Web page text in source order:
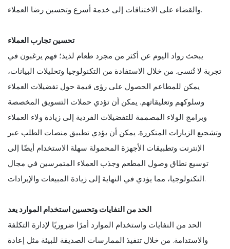
والقضاء على الاختناقات إلى خدمة أسرع وتحسين رضا العملاء.
تحسين تجارب العملاء
يبحث رواد اليوم عن أكثر من مجرد طعام لذيذ؛ فهم يرغبون في
تجربة لا تُنسى. من خلال الاستفادة من التكنولوجيا وتحليلات البيانات،
يمكن للمطاعم الحصول على رؤى قيمة حول تفضيلات العملاء
وسلوكهم وتعليقاتهم. يمكن أن تؤدي حملات التسويق المخصصة
وبرامج الولاء المصممة للتفضيلات الفردية إلى زيادة ولاء العملاء
وتشجيع الزيارات المتكررة. يمكن أن يؤدي تطبيق منصات الطلب عبر
الإنترنت وتطبيقات الأجهزة المحمولة سهلة الاستخدام أيضًا إلى
توسيع نطاق وصول المطعم وجذب العملاء المتمرسين في مجال
التكنولوجيا، مما يؤدي في النهاية إلى زيادة المبيعات والإيرادات.
الحد من النفايات وتحسين استخدام الموارد يعد
الحد من النفايات واستخدام الموارد أمرًا ضروريًا لإدارة التكلفة
والاستدامة. من خلال تنفيذ الممارسات الصديقة للبيئة مثل إعادة